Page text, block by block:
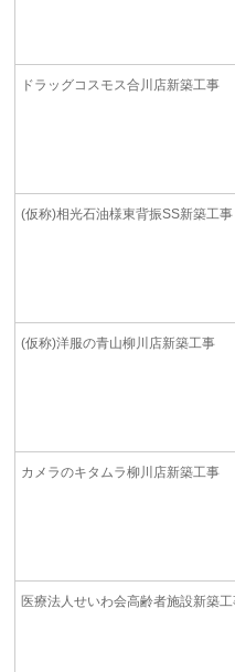
ドラッグコスモス合川店新築工事
(仮称)相光石油様東背振SS新築工事
(仮称)洋服の青山柳川店新築工事
カメラのキタムラ柳川店新築工事
医療法人せいわ会高齢者施設新築